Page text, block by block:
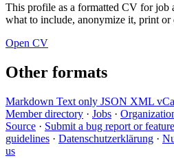
This profile as a formatted CV for job
what to include, anonymize it, print or
Open CV
Other formats
Markdown Text only JSON XML
Member directory · Jobs ·
Source · Submit a bug report or
guidelines · Datenschutzerklärung ·
us